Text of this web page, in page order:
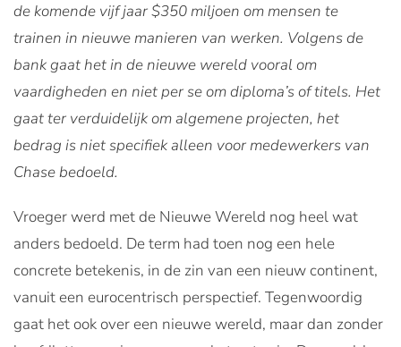
de komende vijf jaar $350 miljoen om mensen te
trainen in nieuwe manieren van werken. Volgens de
bank gaat het in de nieuwe wereld vooral om
vaardigheden en niet per se om diploma’s of titels. Het
gaat ter verduidelijk om algemene projecten, het
bedrag is niet specifiek alleen voor medewerkers van
Chase bedoeld.
Vroeger werd met de Nieuwe Wereld nog heel wat
anders bedoeld. De term had toen nog een hele
concrete betekenis, in de zin van een nieuw continent,
vanuit een eurocentrisch perspectief. Tegenwoordig
gaat het ook over een nieuwe wereld, maar dan zonder